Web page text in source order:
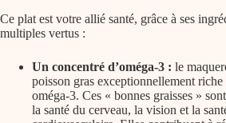
Ce plat est votre allié santé, grâce à ses
multiples vertus :
Un concentré d’oméga-3 : le
poisson gras exceptionnellement riche
oméga-3. Ces « bonnes graisses »
la santé du cerveau, la vision et la